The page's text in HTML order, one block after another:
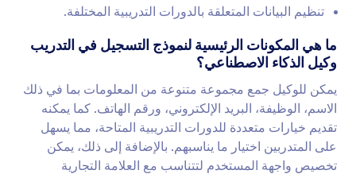
تنظيم البيانات المتعلقة بالدورات التدريبية المختلفة.
ما هي المكونات الرئيسية لنموذج التسجيل في التدريب
وكيل الذكاء الاصطناعي؟
يمكن للوكيل جمع مجموعة متنوعة من المعلومات بما في ذلك
الاسم، الوظيفة، البريد الإلكتروني، ورقم الهاتف. كما يمكنه
تقديم خيارات متعددة للدورات التدريبية المتاحة، مما يسهل
على المتدربين اختيار ما يناسبهم. بالإضافة إلى ذلك، يمكن
تخصيص واجهة المستخدم لتتناسب مع العلامة التجارية